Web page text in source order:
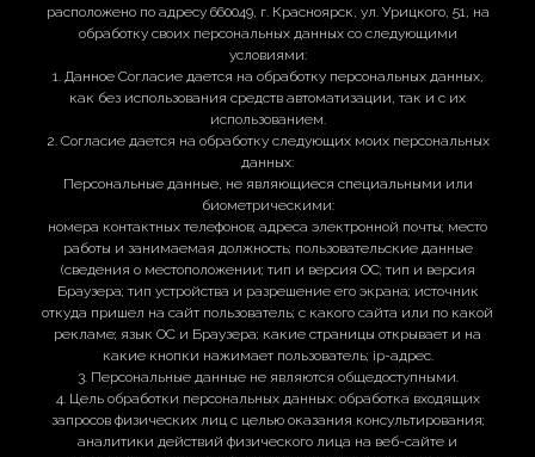
расположено по адресу 660049, г. Красноярск, ул. Урицкого, 51, на
обработку своих персональных данных со следующими
условиями:
1. Данное Согласие дается на обработку персональных данных,
как без использования средств автоматизации, так и с их
использованием.
2. Согласие дается на обработку следующих моих персональных
данных:
Персональные данные, не являющиеся специальными или
биометрическими:
номера контактных телефонов; адреса электронной почты; место
работы и занимаемая должность; пользовательские данные
(сведения о местоположении; тип и версия ОС; тип и версия
Браузера; тип устройства и разрешение его экрана; источник
откуда пришел на сайт пользователь; с какого сайта или по какой
рекламе; язык ОС и Браузера; какие страницы открывает и на
какие кнопки нажимает пользователь; ip-адрес.
3. Персональные данные не являются общедоступными.
4. Цель обработки персональных данных: обработка входящих
запросов физических лиц с целью оказания консультирования;
аналитики действий физического лица на веб-сайте и